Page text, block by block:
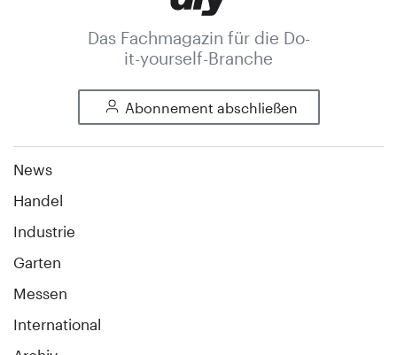
Das Fachmagazin für die Do-
it-yourself-Branche
Abonnement abschließen
News
Handel
Industrie
Garten
Messen
International